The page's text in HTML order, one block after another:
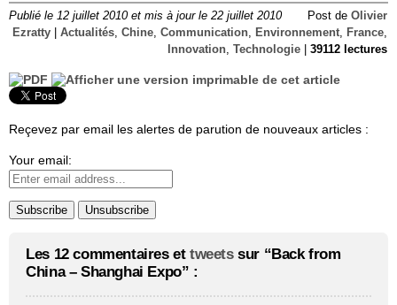
Publié le 12 juillet 2010 et mis à jour le 22 juillet 2010 Post de Olivier
Ezratty
Actualités, Chine, Communication, Environnement, France,
Innovation, Technologie 39112 lectures
Reçevez par email les alertes de parution de nouveaux articles :
Your email:
Les 12 commentaires et tweetssur “Back from
China – Shanghai Expo” :